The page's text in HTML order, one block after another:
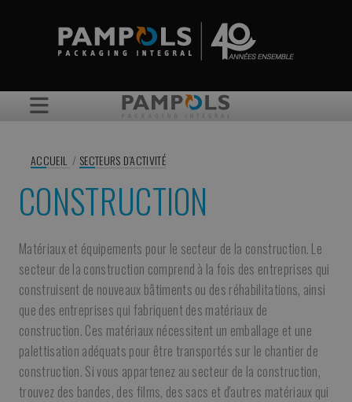
ACCUEIL / SECTEURS D’ACTIVITÉ
CONSTRUCTION
Matériaux et équipements pour le secteur de la construction. Le
secteur de la construction comprend à la fois des entreprises qui
construisent de nouveaux bâtiments ou des réhabilitations, ainsi
que des entreprises qui fabriquent des matériaux de
construction. Ces matériaux nécessitent un emballage et une
palettisation adéquats pour être transportés sur le chantier de
construction. Si vous appartenez au secteur de la construction,
trouvez des bandes, des films, des sacs et d'autres matériaux qui